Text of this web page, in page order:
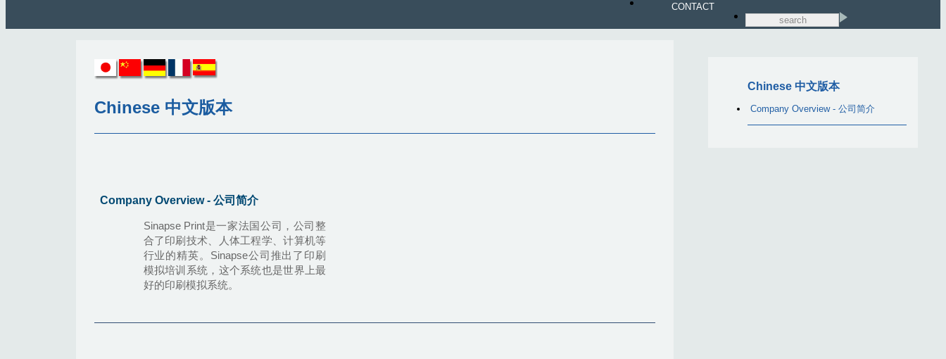
CONTACT
Chinese 中文版本
Company Overview - 公司简介
Sinapse Print是一家法国公司，公司整
合了印刷技术、人体工程学、计算机等
行业的精英。Sinapse公司推出了印刷
模拟培训系统，这个系统也是世界上最
好的印刷模拟系统。
Chinese 中文版本
Company Overview - 公司简介